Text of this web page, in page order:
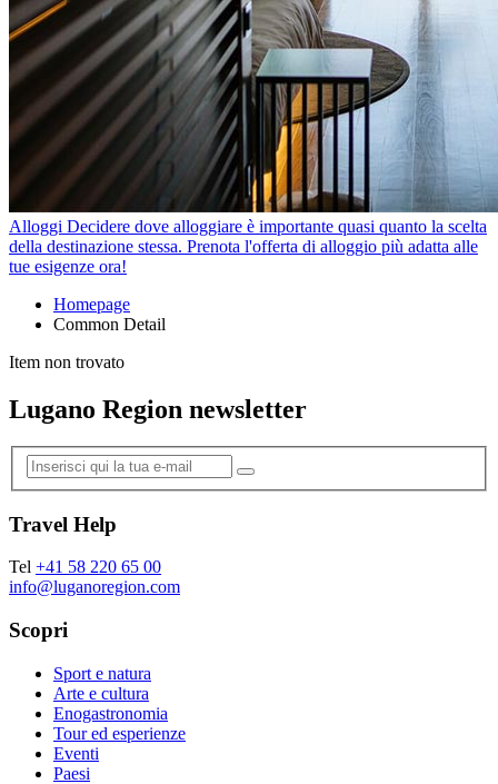
Alloggi Decidere dove alloggiare è importante quasi quanto la scelta
della destinazione stessa. Prenota l'offerta di alloggio più adatta alle
tue esigenze ora!
Homepage
Common Detail
Item non trovato
Lugano Region newsletter
Travel Help
Tel +41 58 220 65 00
info@luganoregion.com
Scopri
Sport e natura
Arte e cultura
Enogastronomia
Tour ed esperienze
Eventi
Paesi